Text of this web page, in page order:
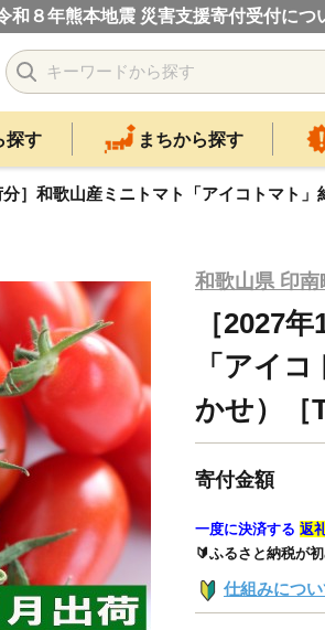
和８年熊本地震 災害支援寄付受付につ
探す まちから探す
分］和歌山産ミニトマト「アイコトマト
和歌山県 印南
［2027
「アイ
かせ）［
寄付金額
一度に決済する 返
🔰ふるさと納税が
仕組みにつ